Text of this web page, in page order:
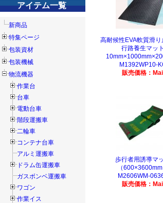
アイテム一覧
新商品
特集ページ
包装資材
包装機械
物流機器
作業台
台車
電動台車
階段運搬車
二輪車
コンテナ台車
アルミ運搬車
ドラム缶運搬車
ガスボンベ運搬車
ワゴン
作業イス
高耐候性EVA軟質滑り
行路養生マット
M1392WP10-
販売価格：Mail
歩行者用誘導マ
（600×3600mm
M2606WM-
販売価格：Mail